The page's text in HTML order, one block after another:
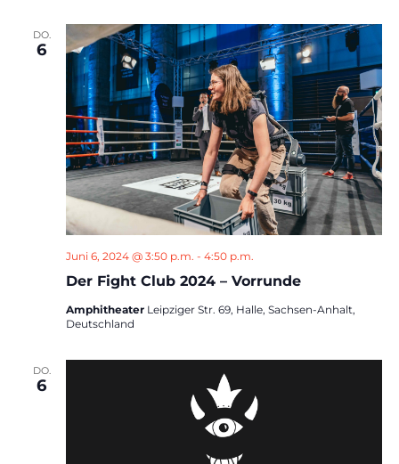
DO.
6
Der Fight Club 2024 – Vorrunde
Juni 6, 2024 @ 3:50 p.m. - 4:50 p.m.
Amphitheater Leipziger Str. 69, Halle, Sachsen-Anhalt,
Deutschland
DO.
6